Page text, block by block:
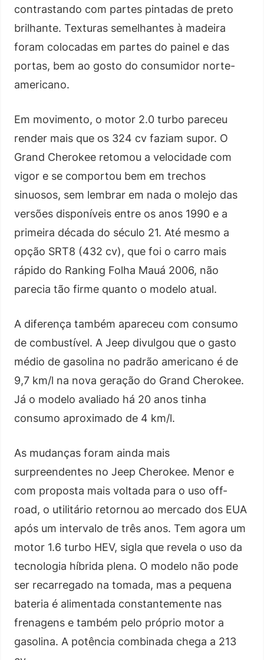
contrastando com partes pintadas de preto
brilhante. Texturas semelhantes à madeira
foram colocadas em partes do painel e das
portas, bem ao gosto do consumidor norte-
americano.
Em movimento, o motor 2.0 turbo pareceu
render mais que os 324 cv faziam supor. O
Grand Cherokee retomou a velocidade com
vigor e se comportou bem em trechos
sinuosos, sem lembrar em nada o molejo das
versões disponíveis entre os anos 1990 e a
primeira década do século 21. Até mesmo a
opção SRT8 (432 cv), que foi o carro mais
rápido do Ranking Folha Mauá 2006, não
parecia tão firme quanto o modelo atual.
A diferença também apareceu com consumo
de combustível. A Jeep divulgou que o gasto
médio de gasolina no padrão americano é de
9,7 km/l na nova geração do Grand Cherokee.
Já o modelo avaliado há 20 anos tinha
consumo aproximado de 4 km/l.
As mudanças foram ainda mais
surpreendentes no Jeep Cherokee. Menor e
com proposta mais voltada para o uso off-
road, o utilitário retornou ao mercado dos EUA
após um intervalo de três anos. Tem agora um
motor 1.6 turbo HEV, sigla que revela o uso da
tecnologia híbrida plena. O modelo não pode
ser recarregado na tomada, mas a pequena
bateria é alimentada constantemente nas
frenagens e também pelo próprio motor a
gasolina. A potência combinada chega a 213